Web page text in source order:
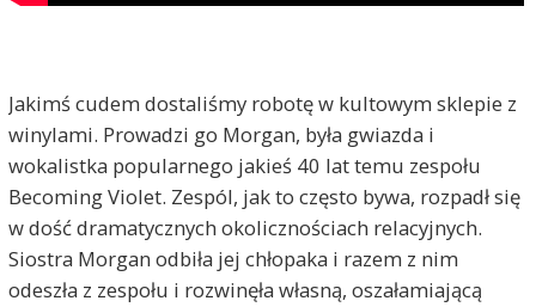
Jakimś cudem dostaliśmy robotę w kultowym sklepie z
winylami. Prowadzi go Morgan, była gwiazda i
wokalistka popularnego jakieś 40 lat temu zespołu
Becoming Violet. Zespól, jak to często bywa, rozpadł się
w dość dramatycznych okolicznościach relacyjnych.
Siostra Morgan odbiła jej chłopaka i razem z nim
odeszła z zespołu i rozwinęła własną, oszałamiającą